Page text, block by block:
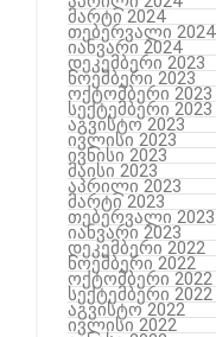
მარტი 2024
თებერვალი 2024
იანვარი 2024
დეკემბერი 2023
ნოემბერი 2023
ოქტომბერი 2023
სექტემბერი 2023
აგვისტო 2023
ივლისი 2023
ივნისი 2023
მაისი 2023
აპრილი 2023
მარტი 2023
თებერვალი 2023
იანვარი 2023
დეკემბერი 2022
ნოემბერი 2022
ოქტომბერი 2022
სექტემბერი 2022
აგვისტო 2022
ივლისი 2022